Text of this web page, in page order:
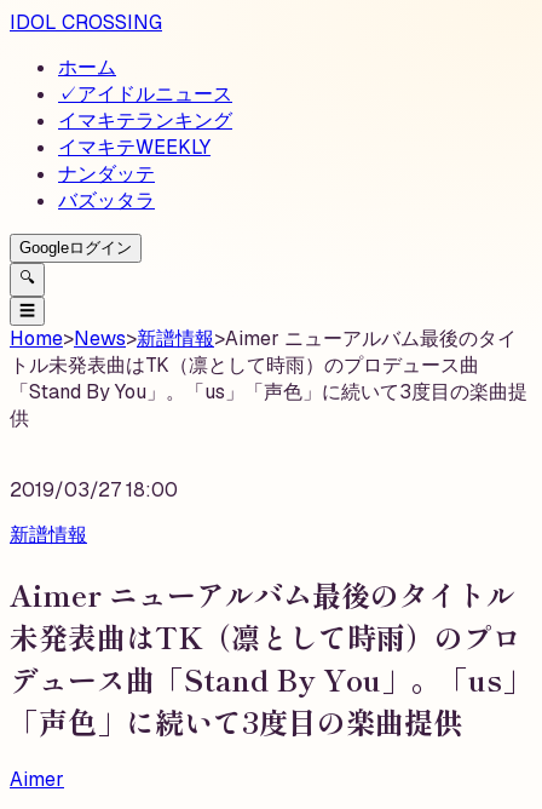
IDOL CROSSING
ホーム
✓アイドルニュース
イマキテランキング
イマキテWEEKLY
ナンダッテ
バズッタラ
Googleログイン
🔍
☰
Home>News>新譜情報>Aimer ニューアルバム最後のタイ
トル未発表曲はTK（凛として時雨）のプロデュース曲
「Stand By You」。「us」「声色」に続いて3度目の楽曲提
供
2019/03/27 18:00
新譜情報
Aimer ニューアルバム最後のタイトル
未発表曲はTK（凛として時雨）のプロ
デュース曲「Stand By You」。「us」
「声色」に続いて3度目の楽曲提供
Aimer